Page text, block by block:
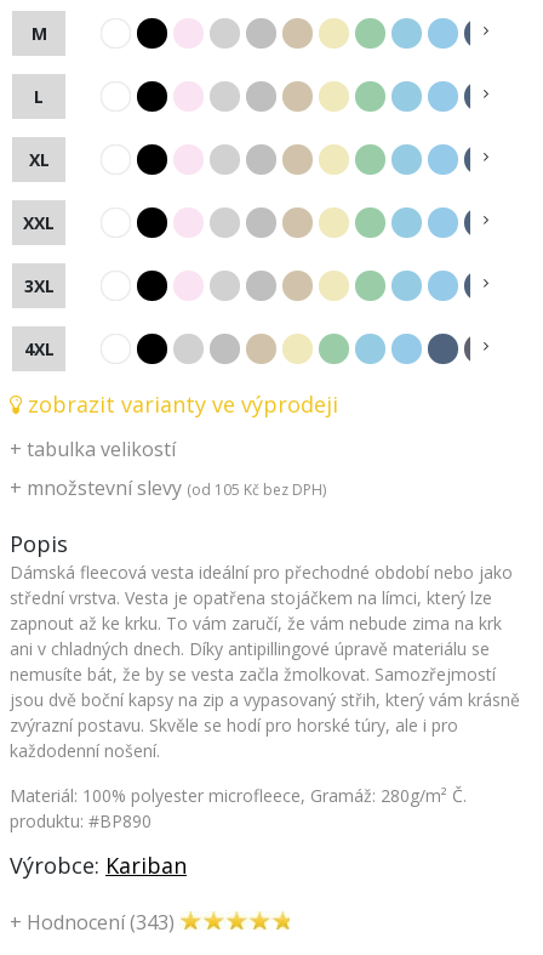
+ množstevní slevy (od 105 Kč bez DPH)
zobrazit varianty ve výprodeji
M
L
XL
XXL
3XL
4XL
+ tabulka velikostí
Popis
Dámská fleecová vesta ideální pro přechodné období nebo jako
střední vrstva. Vesta je opatřena stojáčkem na límci, který lze
zapnout až ke krku. To vám zaručí, že vám nebude zima na krk
ani v chladných dnech. Díky antipillingové úpravě materiálu se
nemusíte bát, že by se vesta začla žmolkovat. Samozřejmostí
jsou dvě boční kapsy na zip a vypasovaný střih, který vám krásně
zvýrazní postavu. Skvěle se hodí pro horské túry, ale i pro
každodenní nošení.
Materiál: 100% polyester microfleece, Gramáž: 280g/m² Č.
produktu: #BP890
Výrobce: Kariban
+ Hodnocení (343)